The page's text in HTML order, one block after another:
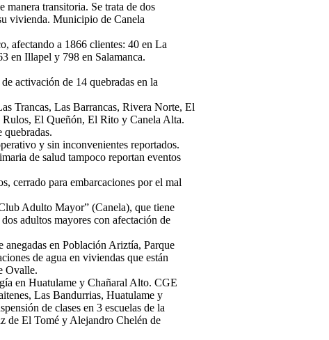
manera transitoria. Se trata de dos
vivienda. Municipio de Canela
afectando a 1866 clientes: 40 en La
en Illapel y 798 en Salamanca.
activación de 14 quebradas en la
Trancas, Las Barrancas, Rivera Norte, El
El Queñón, El Rito y Canela Alta.
quebradas.
y sin inconvenientes reportados.
de salud tampoco reportan eventos
cerrado para embarcaciones por el mal
Adulto Mayor” (Canela), que tiene
adultos mayores con afectación de
anegadas en Población Ariztía, Parque
de agua en viviendas que están
Ovalle.
en Huatulame y Chañaral Alto. CGE
Las Bandurrias, Huatulame y
de clases en 3 escuelas de la
de El Tomé y Alejandro Chelén de